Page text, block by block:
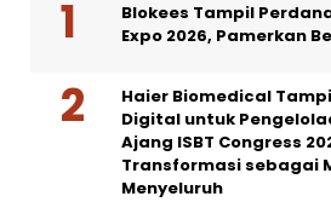
Blokees Tampil
Expo 2026, Pamerkan
Haier Biomedical
Digital untuk
Ajang ISBT Congress
Transformasi sebagai
Menyeluruh